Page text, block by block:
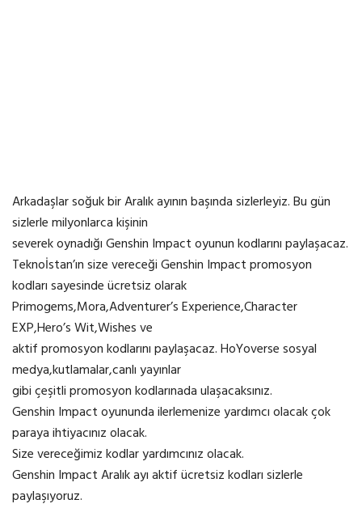
Arkadaşlar soğuk bir Aralık ayının başında sizlerleyiz. Bu gün
sizlerle milyonlarca kişinin
severek oynadığı Genshin Impact oyunun kodlarını paylaşacaz.
Teknoİstan’ın size vereceği Genshin Impact promosyon
kodları sayesinde ücretsiz olarak
Primogems,Mora,Adventurer’s Experience,Character
EXP,Hero’s Wit,Wishes ve
aktif promosyon kodlarını paylaşacaz. HoYoverse sosyal
medya,kutlamalar,canlı yayınlar
gibi çeşitli promosyon kodlarınada ulaşacaksınız.
Genshin Impact oyununda ilerlemenize yardımcı olacak çok
paraya ihtiyacınız olacak.
Size vereceğimiz kodlar yardımcınız olacak.
Genshin Impact Aralık ayı aktif ücretsiz kodları sizlerle
paylaşıyoruz.